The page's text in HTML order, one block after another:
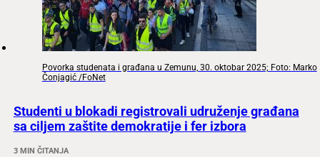
Povorka studenata i građana u Zemunu, 30. oktobar 2025; Foto: Marko
Čonjagić /FoNet
Studenti u blokadi registrovali udruženje građana
sa ciljem zaštite demokratije i fer izbora
3 MIN ČITANJA